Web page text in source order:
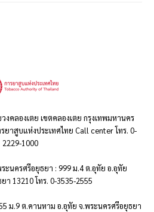
คลองเตย เขตคลองเตย กรุงเทพมหานคร
าสูบแห่งประเทศไทย Call center โทร. 0-
2229-1000
ะนครศรีอยุธยา : 999 ม.4 ต.อุทัย อ.อุทัย
า 13210 โทร. 0-3535-2555
ม.9 ต.คานหาม อ.อุทัย จ.พระนครศรีอยุธยา